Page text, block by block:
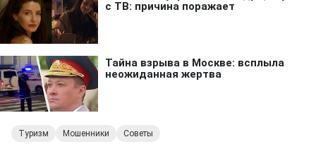
Туризм Мошенники Советы